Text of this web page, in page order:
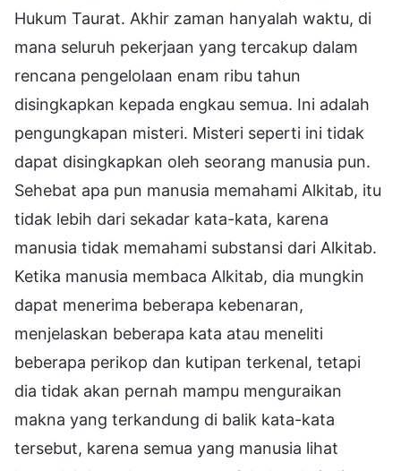
Hukum Taurat. Akhir zaman hanyalah waktu, di
mana seluruh pekerjaan yang tercakup dalam
rencana pengelolaan enam ribu tahun
disingkapkan kepada engkau semua. Ini adalah
pengungkapan misteri. Misteri seperti ini tidak
dapat disingkapkan oleh seorang manusia pun.
Sehebat apa pun manusia memahami Alkitab, itu
tidak lebih dari sekadar kata-kata, karena
manusia tidak memahami substansi dari Alkitab.
Ketika manusia membaca Alkitab, dia mungkin
dapat menerima beberapa kebenaran,
menjelaskan beberapa kata atau meneliti
beberapa perikop dan kutipan terkenal, tetapi
dia tidak akan pernah mampu menguraikan
makna yang terkandung di balik kata-kata
tersebut, karena semua yang manusia lihat